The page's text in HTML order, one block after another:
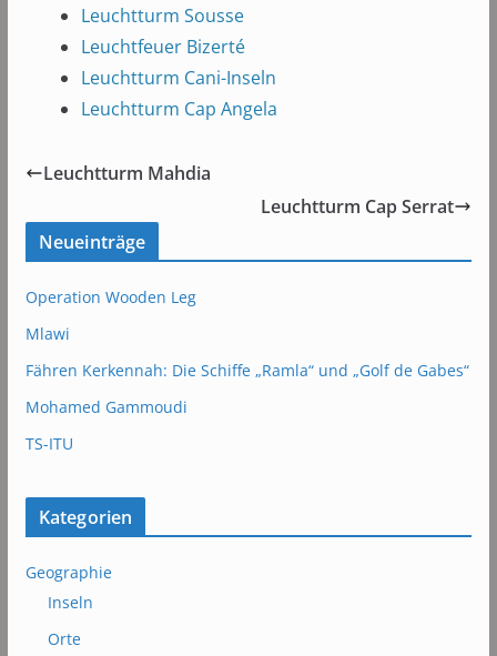
Leuchtturm Sousse
Leuchtfeuer Bizerté
Leuchtturm Cani-Inseln
Leuchtturm Cap Angela
Leuchtturm Mahdia
Leuchtturm Cap Serrat
Neueinträge
Operation Wooden Leg
Mlawi
Fähren Kerkennah: Die Schiffe „Ramla“ und „Golf de Gabes“
Mohamed Gammoudi
TS-ITU
Kategorien
Geographie
Inseln
Orte